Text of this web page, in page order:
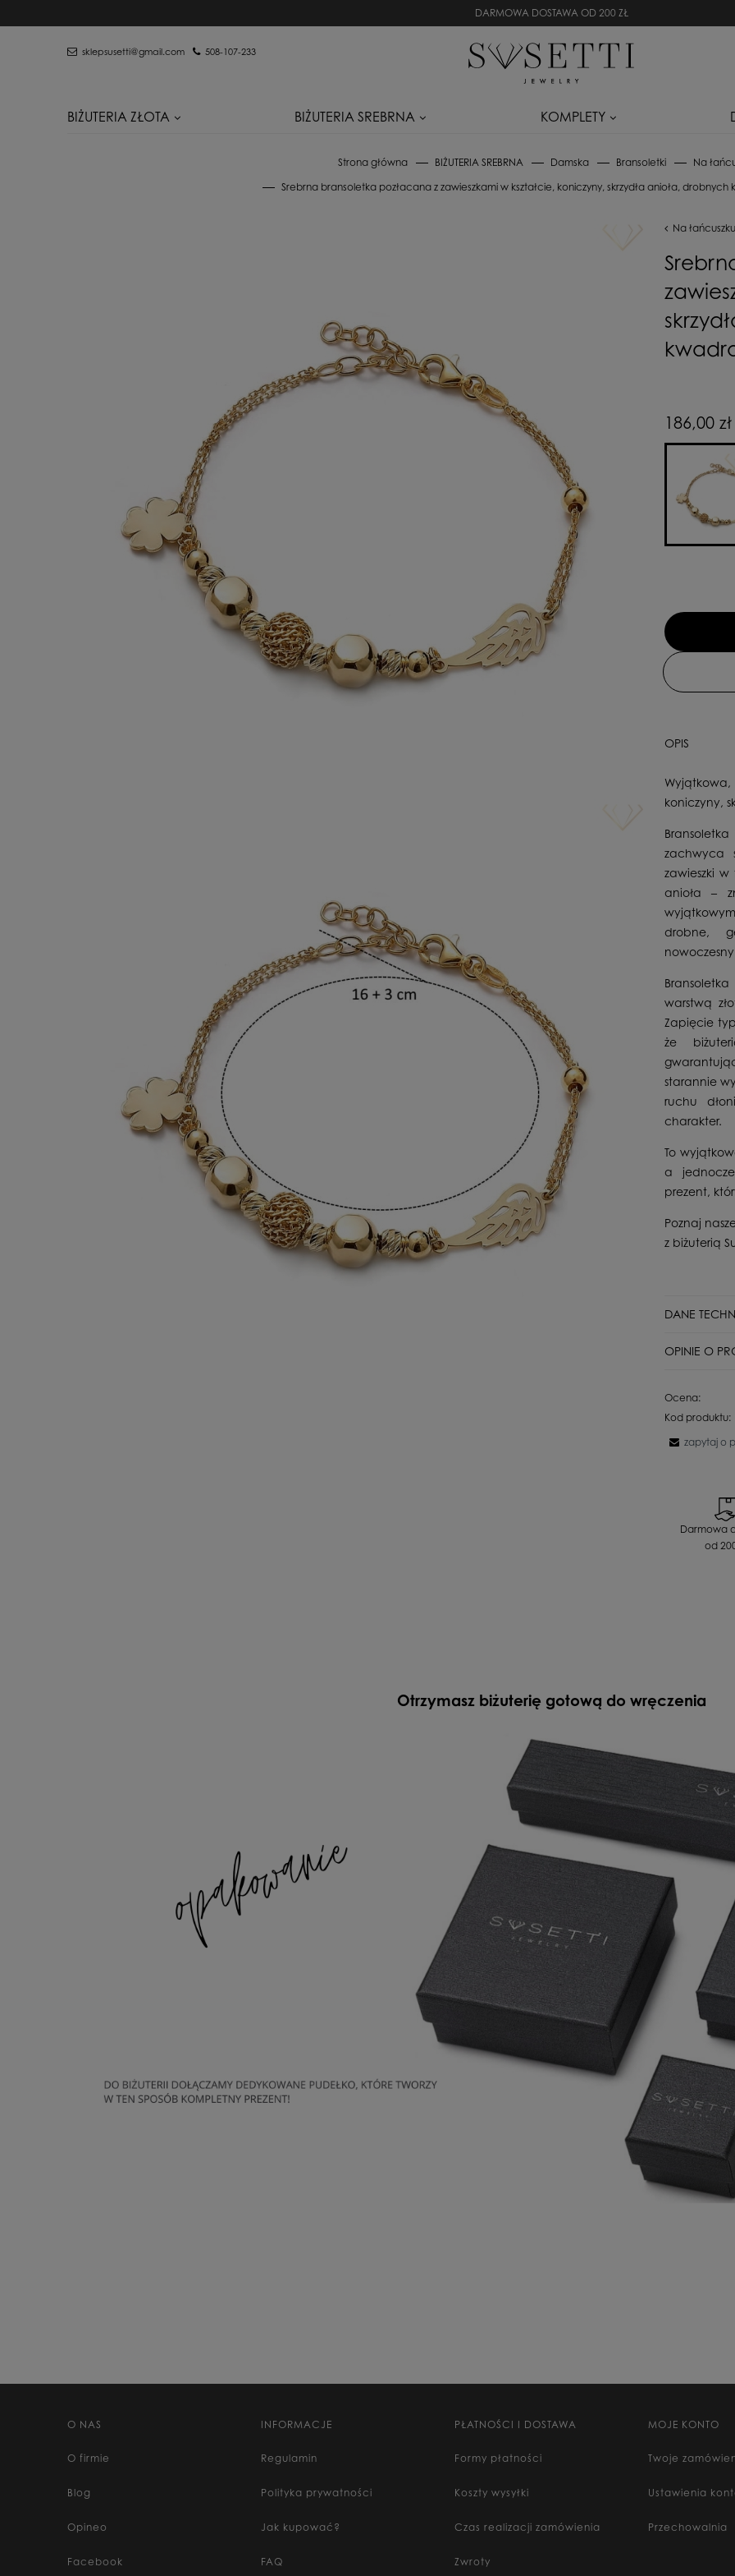
DARMOWA DOSTAWA OD 200 ZŁ
sklepsusetti@gmail.com 508-107-233
BIŻUTERIA ZŁOTA BIŻUTERIA SREBRNA KOMPLETY
Strona główna BIŻUTERIA SREBRNA Damska Bransoletki
Na
Srebrna bransoletka pozłacana z zawieszkami w kształcie, koniczyny, skrzydła anioła,
Na łańcuszku
186,00 zł
OPIS
koniczyny,
zachwyca
zawieszki w
anioła –
drobne,
warstwą
Zapięcie
że
starannie
ruchu
charakter.
To
a
prezent,
Poznaj
z biżuterią
DANE
Stan
Dla kogo
Surowiec
Kamień
Długość
OPINIE O
czy pochodzą
Twoja
Ocena:
Kod produktu:
zapytaj o
Darmowa
od
Otrzymasz biżuterię gotową do wręczenia
O NAS
O firmie
Blog
Opineo
Facebook
INFORMACJE
Regulamin
Polityka prywatności
Jak kupować?
FAQ
PŁATNOŚCI I DOSTAWA
Formy płatności
Koszty wysyłki
Czas realizacji zamówienia
Zwroty
MOJE KONTO
Twoje
Ustawienia
Przechowalnia